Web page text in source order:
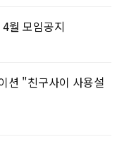
월 모임공지
션 "친구사이 사용설